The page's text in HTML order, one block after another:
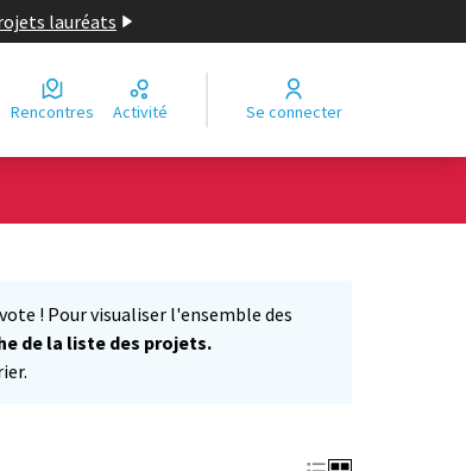
lauréats
Rencontres Activité Se connecter
! Pour visualiser l'ensemble des
de la liste des projets.